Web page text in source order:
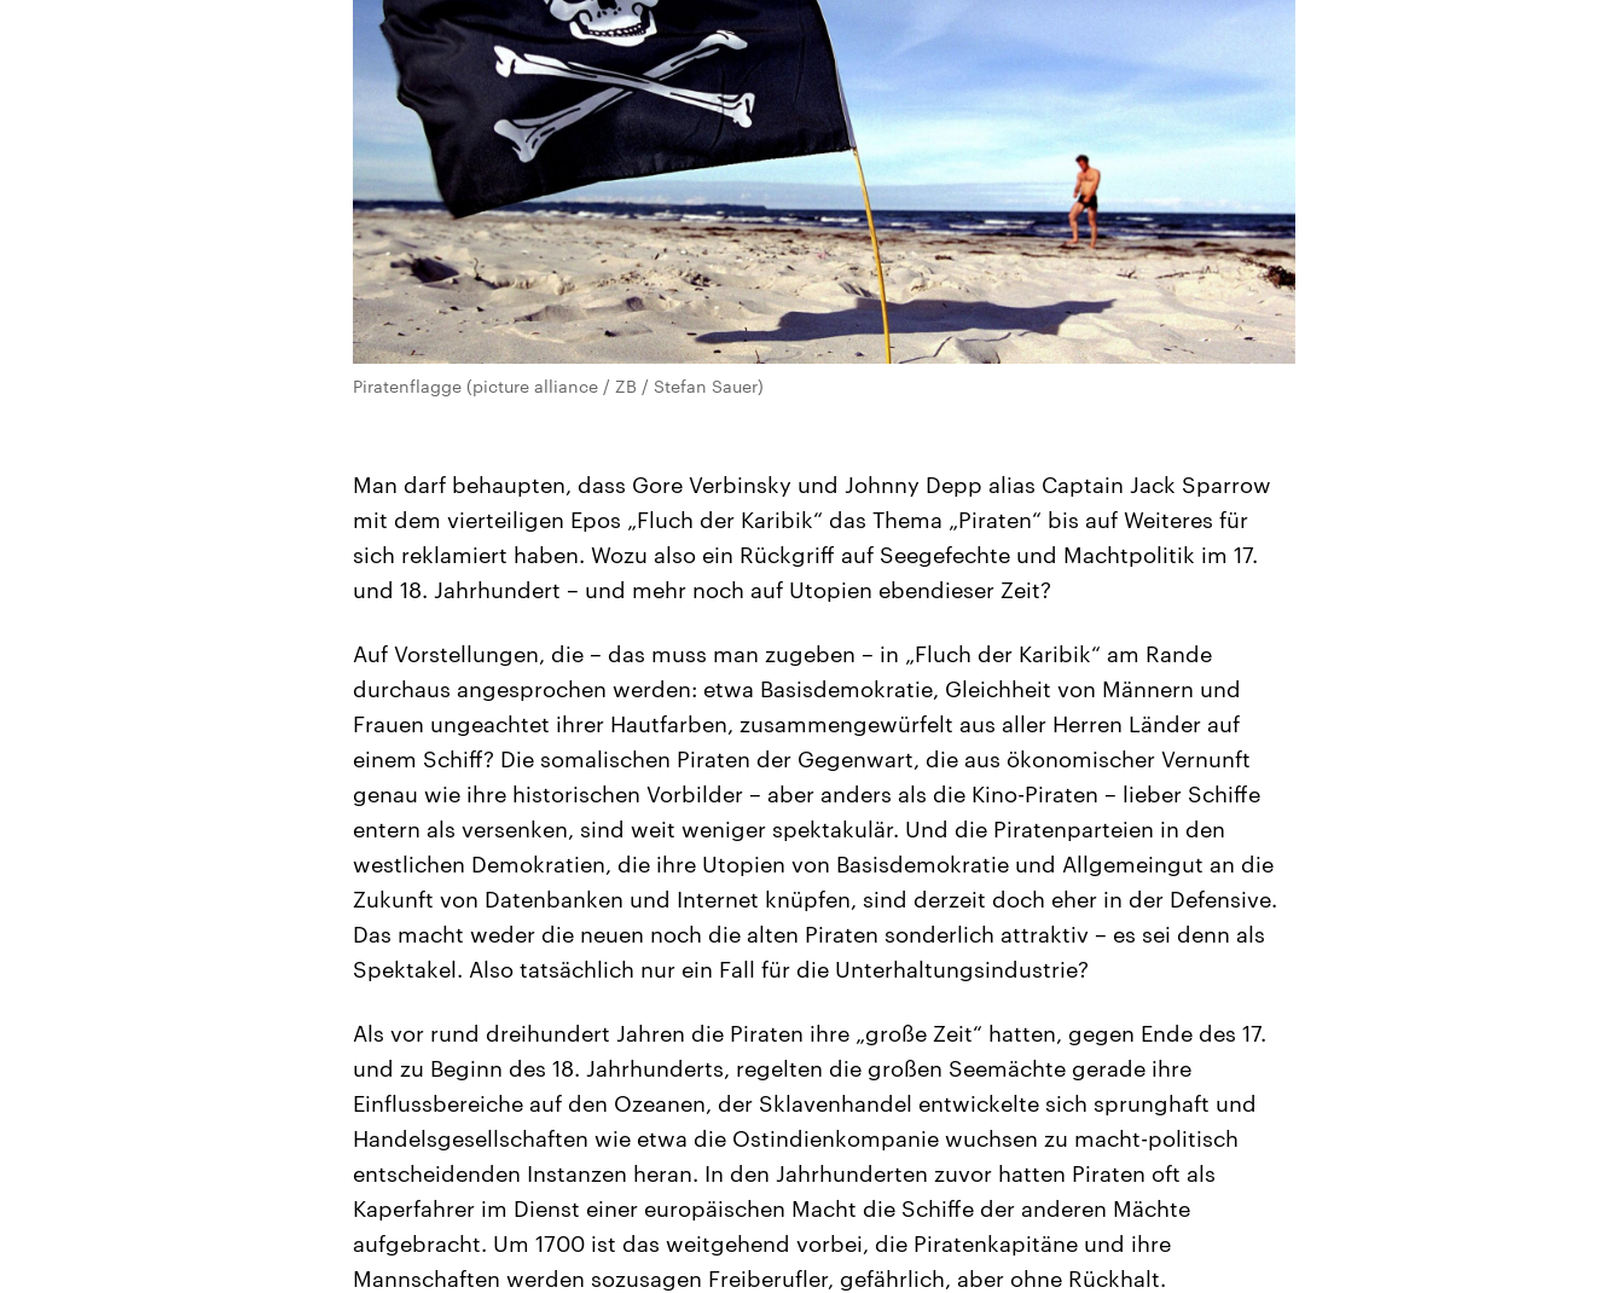
Piratenflagge (picture alliance / ZB / Stefan Sauer)
Man darf behaupten, dass Gore Verbinsky und Johnny Depp alias Captain Jack Sparrow
mit dem vierteiligen Epos „Fluch der Karibik“ das Thema „Piraten“ bis auf Weiteres für
sich reklamiert haben. Wozu also ein Rückgriff auf Seegefechte und Machtpolitik im 17.
und 18. Jahrhundert – und mehr noch auf Utopien ebendieser Zeit?
Auf Vorstellungen, die – das muss man zugeben – in „Fluch der Karibik“ am Rande
durchaus angesprochen werden: etwa Basisdemokratie, Gleichheit von Männern und
Frauen ungeachtet ihrer Hautfarben, zusammengewürfelt aus aller Herren Länder auf
einem Schiff? Die somalischen Piraten der Gegenwart, die aus ökonomischer Vernunft
genau wie ihre historischen Vorbilder – aber anders als die Kino-Piraten – lieber Schiffe
entern als versenken, sind weit weniger spektakulär. Und die Piratenparteien in den
westlichen Demokratien, die ihre Utopien von Basisdemokratie und Allgemeingut an die
Zukunft von Datenbanken und Internet knüpfen, sind derzeit doch eher in der Defensive.
Das macht weder die neuen noch die alten Piraten sonderlich attraktiv – es sei denn als
Spektakel. Also tatsächlich nur ein Fall für die Unterhaltungsindustrie?
Als vor rund dreihundert Jahren die Piraten ihre „große Zeit“ hatten, gegen Ende des 17.
und zu Beginn des 18. Jahrhunderts, regelten die großen Seemächte gerade ihre
Einflussbereiche auf den Ozeanen, der Sklavenhandel entwickelte sich sprunghaft und
Handelsgesellschaften wie etwa die Ostindienkompanie wuchsen zu macht-politisch
entscheidenden Instanzen heran. In den Jahrhunderten zuvor hatten Piraten oft als
Kaperfahrer im Dienst einer europäischen Macht die Schiffe der anderen Mächte
aufgebracht. Um 1700 ist das weitgehend vorbei, die Piratenkapitäne und ihre
Mannschaften werden sozusagen Freiberufler, gefährlich, aber ohne Rückhalt.